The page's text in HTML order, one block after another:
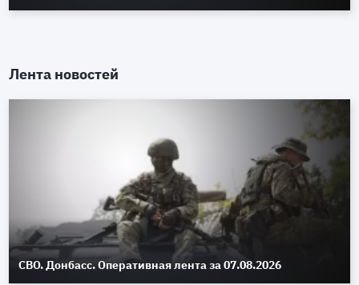
Лента новостей
СВО. Донбасс. Оперативная лента за 07.08.2026